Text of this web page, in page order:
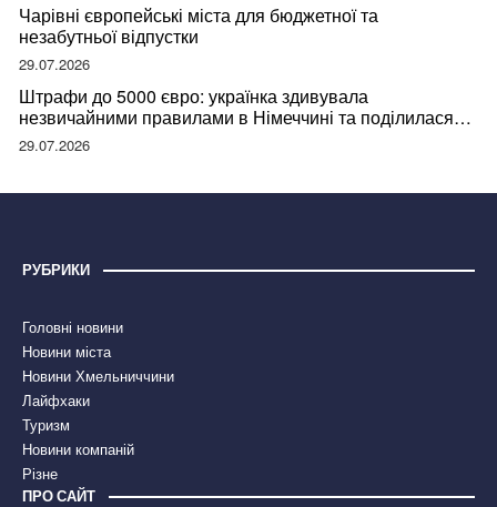
Чарівні європейські міста для бюджетної та
незабутньої відпустки
29.07.2026
Штрафи до 5000 євро: українка здивувала
незвичайними правилами в Німеччині та поділилася
правдою
29.07.2026
РУБРИКИ
Головні новини
Новини міста
Новини Хмельниччини
Лайфхаки
Туризм
Новини компаній
Різне
ПРО САЙТ